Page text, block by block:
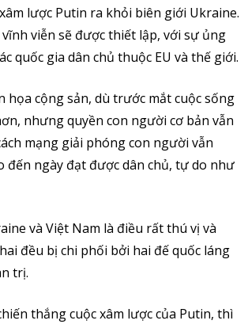
lược Putin ra khỏi biên giới Ukraine.
viễn sẽ được thiết lập, với sự ủng
quốc gia dân chủ thuộc EU và thế giới.
họa cộng sản, dù trước mắt cuộc sống
nhưng quyền con người cơ bản vẫn
mạng giải phóng con người vẫn
đến ngày đạt được dân chủ, tự do như
và Việt Nam là điều rất thú vị và
đều bị chi phối bởi hai đế quốc láng
trị.
thắng cuộc xâm lược của Putin, thì